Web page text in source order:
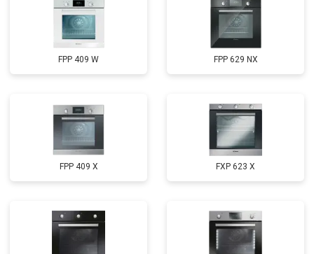
FPP 409 W FPP 629 NX
FPP 409 X FXP 623 X